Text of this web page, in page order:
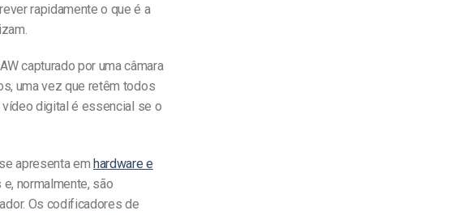
rapidamente o que é a
capturado por uma câmara
uma vez que retêm todos
digital é essencial se o
apresenta em hardware e
normalmente, são
Os codificadores de